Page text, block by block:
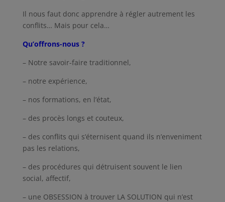
Il nous faut donc apprendre à régler autrement les
conflits… Mais pour cela…
Qu’offrons-nous ?
– Notre savoir-faire traditionnel,
– notre expérience,
– nos formations, en l’état,
– des procès longs et couteux,
– des conflits qui s’éternisent quand ils n’enveniment
pas les relations,
– des procédures qui détruisent souvent le lien
social, affectif,
– une OBSESSION à trouver LA SOLUTION qui n’est